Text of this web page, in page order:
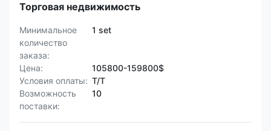
Торговая недвижимость
Минимальное
количество
заказа:
1 set
Цена:
105800-159800$
Условия оплаты: T/T
Возможность
поставки:
10